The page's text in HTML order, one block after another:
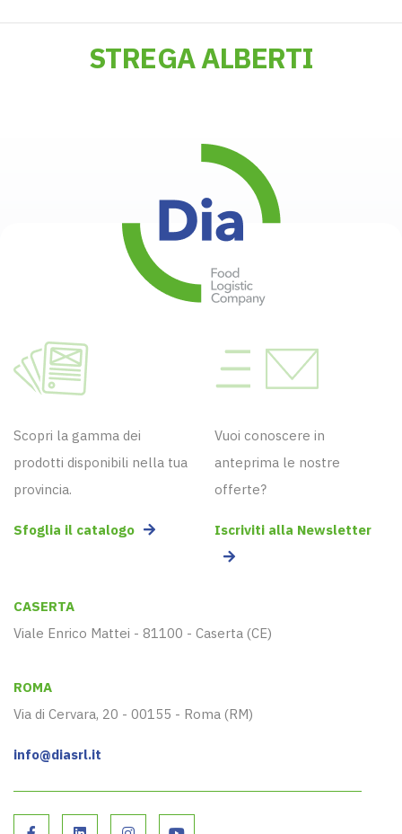
STREGA ALBERTI
Scopri la gamma dei
prodotti disponibili nella tua
provincia.
Sfoglia il catalogo
Vuoi conoscere in
anteprima le nostre
offerte?
Iscriviti alla Newsletter
CASERTA
Viale Enrico Mattei - 81100 - Caserta (CE)
ROMA
Via di Cervara, 20 - 00155 - Roma (RM)
info@diasrl.it